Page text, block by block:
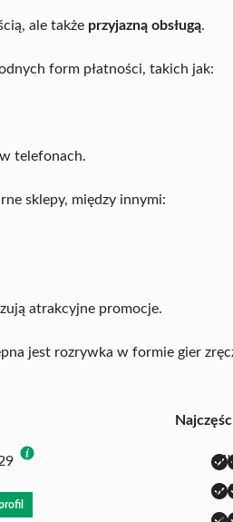
ale także przyjazną obsługą.
form płatności, takich jak:
telefonach.
sklepy, między innymi:
atrakcyjne promocje.
jest rozrywka w formie gier